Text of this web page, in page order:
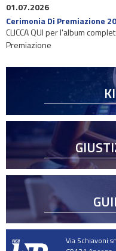
01.07.2026
Cerimonia Di Premiazione
CLICCA QUI per l'album
Premiazione
Via Schiavoni